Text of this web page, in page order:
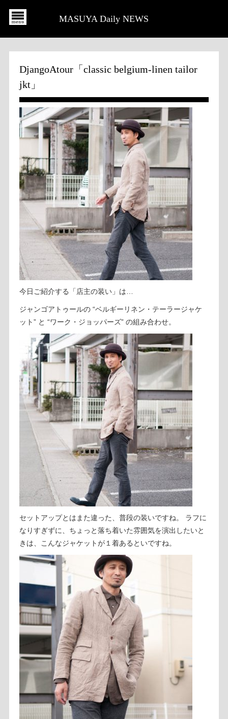
MASUYA Daily NEWS
DjangoAtour「classic belgium-linen tailor
jkt」
今日ご紹介する「店主の装い」は…
ジャンゴアトゥールの “ベルギーリネン・テーラージャケ
ット” と “ワーク・ジョッパーズ” の組み合わせ。
セットアップとはまた違った、普段の装いですね。 ラフに
なりすぎずに、ちょっと落ち着いた雰囲気を演出したいと
きは、こんなジャケットが１着あるといですね。